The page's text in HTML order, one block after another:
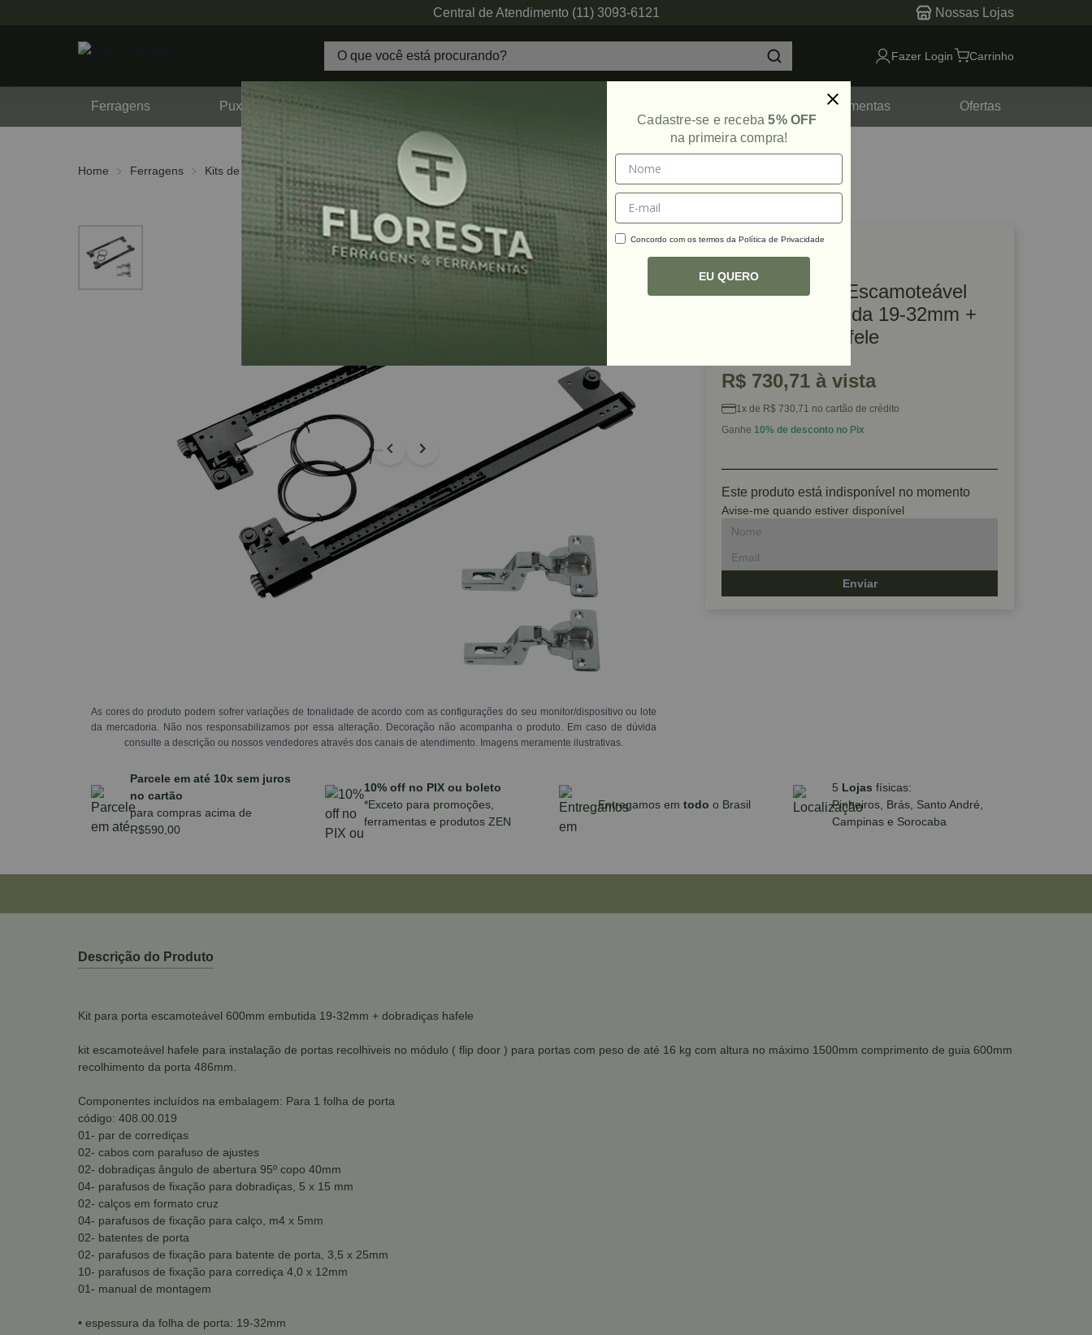
Central de Atendimento (11) 3093-6121 Nossas Lojas
Fazer Login Carrinho
Ferragens Puxadores Ferramentas Ofertas
Home Ferragens Kits de Portas Para móveis
As cores do produto podem sofrer variações de tonalidade de acordo com as configurações do seu monitor/dispositivo ou lote
da mercadoria. Não nos responsabilizamos por essa alteração. Decoração não acompanha o produto. Em caso de dúvida
consulte a descrição ou nossos vendedores através dos canais de atendimento. Imagens meramente ilustrativas.
Ref: 76650
Kit para Porta Escamoteável
600mm Embutida 19-32mm +
Dobradiças Hafele
R$ 730,71 à vista
1x de R$ 730,71 no cartão de crédito
Ganhe 10% de desconto no Pix
Este produto está indisponível no momento
Avise-me quando estiver disponível
Enviar
Parcele em até 10x sem juros
no cartão
para compras acima de
R$590,00
10% off no PIX ou boleto
*Exceto para promoções,
ferramentas e produtos ZEN
Entregamos em todo o Brasil
5 Lojas físicas:
Pinheiros, Brás, Santo André,
Campinas e Sorocaba
Descrição do Produto
Kit para porta escamoteável 600mm embutida 19-32mm + dobradiças hafele
kit escamoteável hafele para instalação de portas recolhiveis no módulo ( flip door ) para portas com peso de até 16 kg com altura no máximo 1500mm comprimento de guia 600mm
recolhimento da porta 486mm.
Componentes incluídos na embalagem: Para 1 folha de porta
código: 408.00.019
01- par de corrediças
02- cabos com parafuso de ajustes
02- dobradiças ângulo de abertura 95º copo 40mm
04- parafusos de fixação para dobradiças, 5 x 15 mm
02- calços em formato cruz
04- parafusos de fixação para calço, m4 x 5mm
02- batentes de porta
02- parafusos de fixação para batente de porta, 3,5 x 25mm
10- parafusos de fixação para corrediça 4,0 x 12mm
01- manual de montagem
• espessura da folha de porta: 19-32mm
Cadastre-se e receba5% OFF
na primeira compra!
Concordo com os termos da Política de Privacidade
EU QUERO